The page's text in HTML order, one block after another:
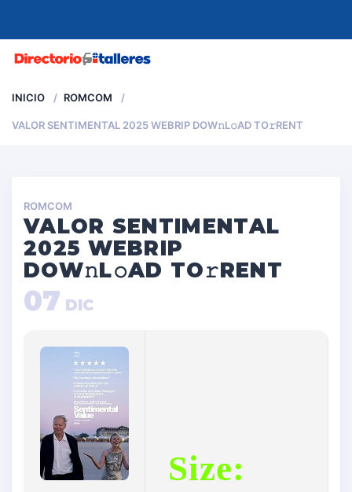
INICIO ROMCOM
VALOR SENTIMENTAL 2025 WEBRIP DOW𝚗L𝚘AD TO𝚛RENT
ROMCOM
VALOR SENTIMENTAL
2025 WEBRIP
DOW𝚗L𝚘AD TO𝚛RENT
07 DIC
Size: